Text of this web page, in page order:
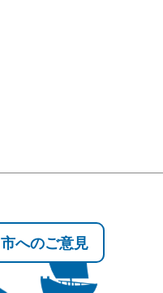
市へのご意見